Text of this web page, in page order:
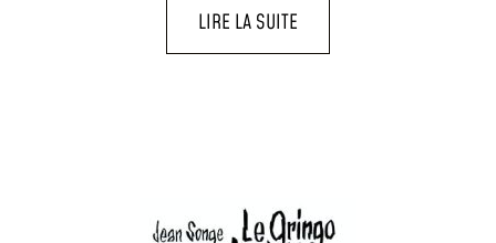
LIRE LA SUITE